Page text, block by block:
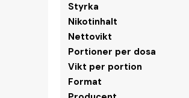
Styrka
Nikotinhalt
Nettovikt
Portioner per dosa
Vikt per portion
Format